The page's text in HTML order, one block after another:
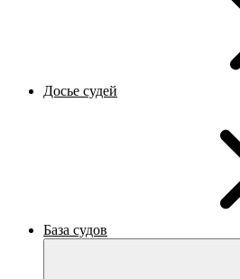
Досье судей
База судов